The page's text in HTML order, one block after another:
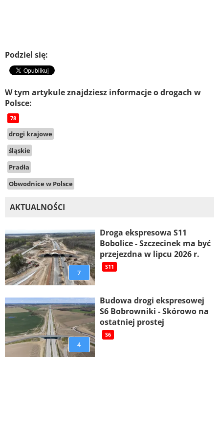
Podziel się:
W tym artykule znajdziesz informacje o drogach w
Polsce:
78
drogi krajowe
śląskie
Pradła
Obwodnice w Polsce
AKTUALNOŚCI
7
Droga ekspresowa S11
Bobolice - Szczecinek ma być
przejezdna w lipcu 2026 r.
S11
4
Budowa drogi ekspresowej
S6 Bobrowniki - Skórowo na
ostatniej prostej
S6